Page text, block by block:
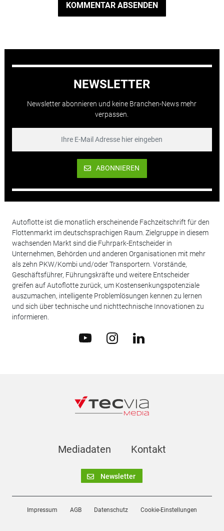
KOMMENTAR ABSENDEN
NEWSLETTER
Newsletter abonnieren und keine Branchen-News mehr
verpassen.
ABONNIEREN
Autoflotte ist die monatlich erscheinende Fachzeitschrift für den
Flottenmarkt im deutschsprachigen Raum. Zielgruppe in diesem
wachsenden Markt sind die Fuhrpark-Entscheider in
Unternehmen, Behörden und anderen Organisationen mit mehr
als zehn PKW/Kombi und/oder Transportern. Vorstände,
Geschäftsführer, Führungskräfte und weitere Entscheider
greifen auf Autoflotte zurück, um Kostensenkungspotenziale
auszumachen, intelligente Problemlösungen kennen zu lernen
und sich über technische und nichttechnische Innovationen zu
informieren.
Mediadaten Kontakt
Newsletter
Impressum AGB Datenschutz Cookie-Einstellungen